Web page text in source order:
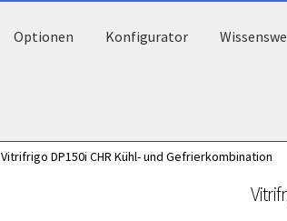
Optionen Konfigurator
Vitrifrigo DP150i CHR Kühl- und Gefrierkombination